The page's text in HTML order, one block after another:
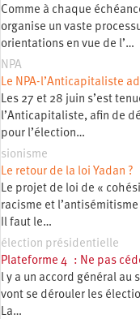
Comme à chaque
organise un vaste
orientations en vue de l’…
NPA
Le NPA-l’Anticapitaliste
Les 27 et 28 juin s’est
l’Anticapitaliste, afin de
pour l’élection…
sionisme
Le retour de la loi Yadan ?
Le projet de loi de «
racisme et
Il faut le…
élection présidentielle
Plateforme 4 : Ne pas
l y a un accord général
vont se dérouler les
La…